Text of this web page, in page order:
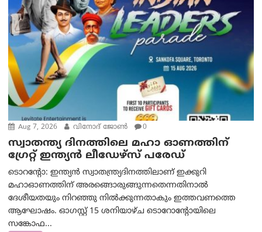
Aug 7, 2026 വിനോദ് ജോൺ 0
സ്വാതന്ത്യ ദിനത്തിലെ മഹാ ഓണത്തിന്
ഗ്രേറ്റ് ഇന്ത്യൻ ലീഡേഴ്സ് പരേഡ്
ടൊറന്റോ: ഇന്ത്യൻ സ്വാതന്ത്ര്യദിനത്തിലാണ് ഇക്കുറി
മഹാഓണത്തിന് അരങ്ങൊരുങ്ങുന്നതെന്നതിനാൽ
ദേശീയതയും നിറഞ്ഞു നിൽക്കുന്നതാകും ഇത്തവണത്തെ
ആഘോഷം. ഓഗസ്റ്റ് 15 ശനിയാഴ്ച ടൊറോന്റോയിലെ
സങ്കോഫ...